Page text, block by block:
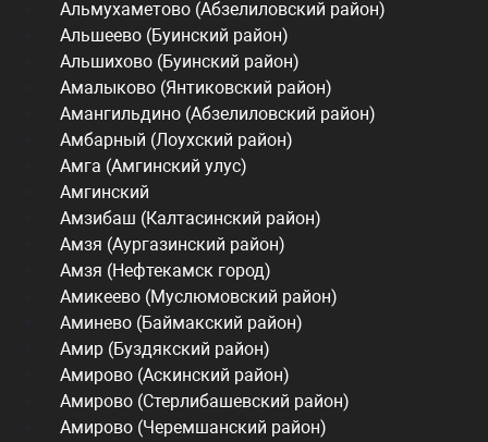
Альмухаметово (Абзелиловский район)
Альшеево (Буинский район)
Альшихово (Буинский район)
Амалыково (Янтиковский район)
Амангильдино (Абзелиловский район)
Амбарный (Лоухский район)
Амга (Амгинский улус)
Амгинский
Амзибаш (Калтасинский район)
Амзя (Аургазинский район)
Амзя (Нефтекамск город)
Амикеево (Муслюмовский район)
Аминево (Баймакский район)
Амир (Буздякский район)
Амирово (Аскинский район)
Амирово (Стерлибашевский район)
Амирово (Черемшанский район)